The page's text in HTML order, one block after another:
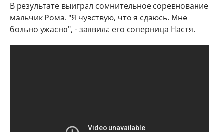
В результате выиграл сомнительное соревнование
мальчик Рома. "Я чувствую, что я сдаюсь. Мне
больно ужасно", - заявила его соперница Настя.